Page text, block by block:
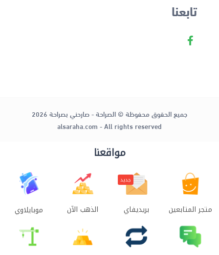
تابعنا
جميع الحقوق محفوظة © الصراحة - صارحني بصراحة 2026
alsaraha.com - All rights reserved